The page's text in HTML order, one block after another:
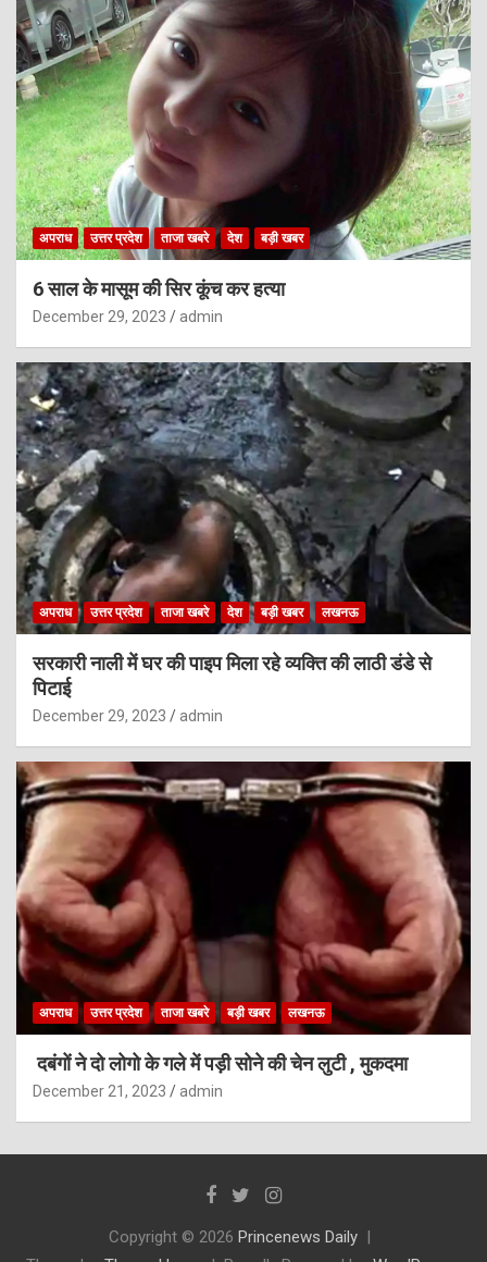
अपराध उत्तर प्रदेश ताजा खबरे देश बड़ी खबर
6 साल के मासूम की सिर कूंच कर हत्या
December 29, 2023 admin
अपराध उत्तर प्रदेश ताजा खबरे देश बड़ी खबर लखनऊ
सरकारी नाली में घर की पाइप मिला रहे व्यक्ति की लाठी डंडे से
पिटाई
December 29, 2023 admin
अपराध उत्तर प्रदेश ताजा खबरे बड़ी खबर लखनऊ
दबंगों ने दो लोगो के गले में पड़ी सोने की चेन लुटी , मुकदमा
December 21, 2023 admin
Copyright © 2026 Princenews Daily